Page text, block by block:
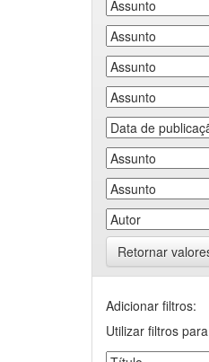
Retornar
Adicionar filtros:
Utilizar filtros